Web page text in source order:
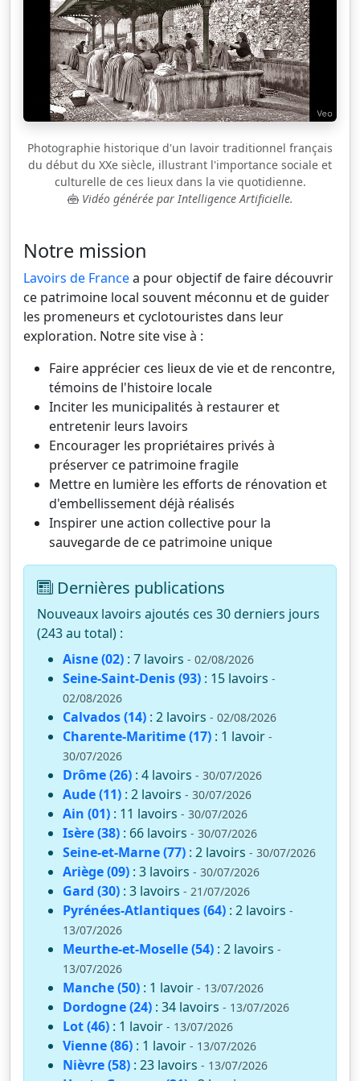
Photographie historique d'un lavoir traditionnel français
du début du XXe siècle, illustrant l'importance sociale et
culturelle de ces lieux dans la vie quotidienne.
Vidéo générée par Intelligence Artificielle.
Notre mission
Lavoirs de Francea pour objectif de faire découvrir
ce patrimoine local souvent méconnu et de guider
les promeneurs et cyclotouristes dans leur
exploration. Notre site vise à :
Faire apprécier ces lieux de vie et de rencontre,
témoins de l'histoire locale
Inciter les municipalités à restaurer et
entretenir leurs lavoirs
Encourager les propriétaires privés à
préserver ce patrimoine fragile
Mettre en lumière les efforts de rénovation et
d'embellissement déjà réalisés
Inspirer une action collective pour la
sauvegarde de ce patrimoine unique
Dernières publications
Nouveaux lavoirs ajoutés ces 30 derniers jours
(243 au total) :
Aisne (02) : 7 lavoirs - 02/08/2026
Seine-Saint-Denis (93) : 15 lavoirs -
02/08/2026
Calvados (14) : 2 lavoirs - 02/08/2026
Charente-Maritime (17) : 1 lavoir -
30/07/2026
Drôme (26) : 4 lavoirs - 30/07/2026
Aude (11) : 2 lavoirs - 30/07/2026
Ain (01) : 11 lavoirs - 30/07/2026
Isère (38) : 66 lavoirs - 30/07/2026
Seine-et-Marne (77) : 2 lavoirs - 30/07/2026
Ariège (09) : 3 lavoirs - 30/07/2026
Gard (30) : 3 lavoirs - 21/07/2026
Pyrénées-Atlantiques (64) : 2 lavoirs -
13/07/2026
Meurthe-et-Moselle (54) : 2 lavoirs -
13/07/2026
Manche (50) : 1 lavoir - 13/07/2026
Dordogne (24) : 34 lavoirs - 13/07/2026
Lot (46) : 1 lavoir - 13/07/2026
Vienne (86) : 1 lavoir - 13/07/2026
Nièvre (58) : 23 lavoirs - 13/07/2026